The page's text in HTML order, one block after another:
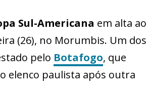
Sul-Americana em alta ao
(26), no Morumbis. Um dos
pelo Botafogo, que
elenco paulista após outra